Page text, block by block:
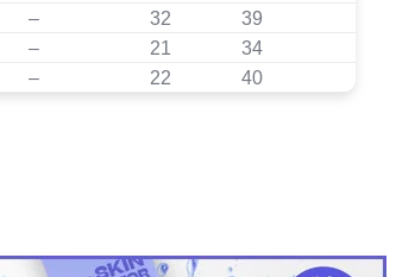
– 32
39
– 21
34
– 22 40